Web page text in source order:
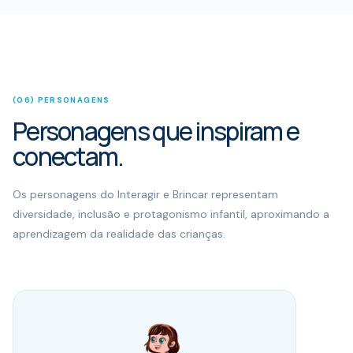
(06) PERSONAGENS
Personagens que inspiram e
conectam.
Os personagens do Interagir e Brincar representam
diversidade, inclusão e protagonismo infantil, aproximando a
aprendizagem da realidade das crianças.